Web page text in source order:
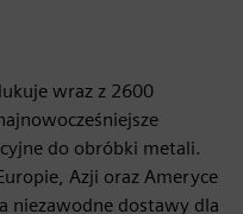
wraz z 2600
do obróbki metali.
Azji oraz Ameryce
niezawodne dostawy dla